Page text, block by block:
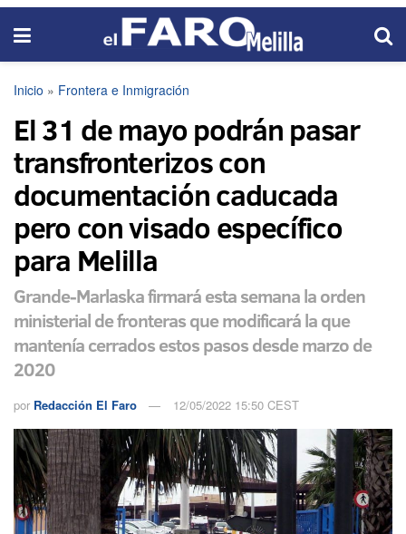
Inicio » Frontera e Inmigración
El 31 de mayo podrán pasar
transfronterizos con
documentación caducada
pero con visado específico
para Melilla
Grande-Marlaska firmará esta semana la orden
ministerial de fronteras que modificará la que
mantenía cerrados estos pasos desde marzo de
2020
por Redacción El Faro 12/05/2022 15:50 CEST